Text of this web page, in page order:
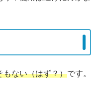
もない（はず？）です。